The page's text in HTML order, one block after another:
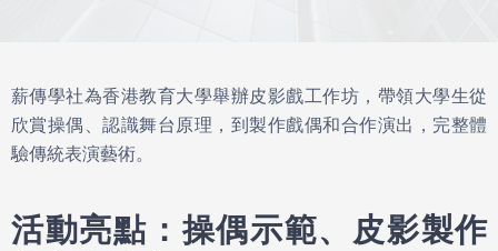
薪傳學社為香港教育大學舉辦皮影戲工作坊，帶領大學生從
欣賞操偶、認識舞台原理，到製作戲偶和合作演出，完整體
驗傳統表演藝術。
活動亮點：操偶示範、皮影製作